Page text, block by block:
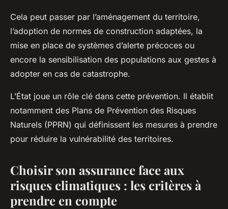
Cela peut passer par l’aménagement du territoire,
l’adoption de normes de construction adaptées, la
mise en place de systèmes d’alerte précoces ou
encore la sensibilisation des populations aux gestes à
adopter en cas de catastrophe.
L’État joue un rôle clé dans cette prévention. Il établit
notamment des Plans de Prévention des Risques
Naturels (PPRN) qui définissent les mesures à prendre
pour réduire la vulnérabilité des territoires.
Choisir son assurance face aux
risques climatiques : les critères à
prendre en compte